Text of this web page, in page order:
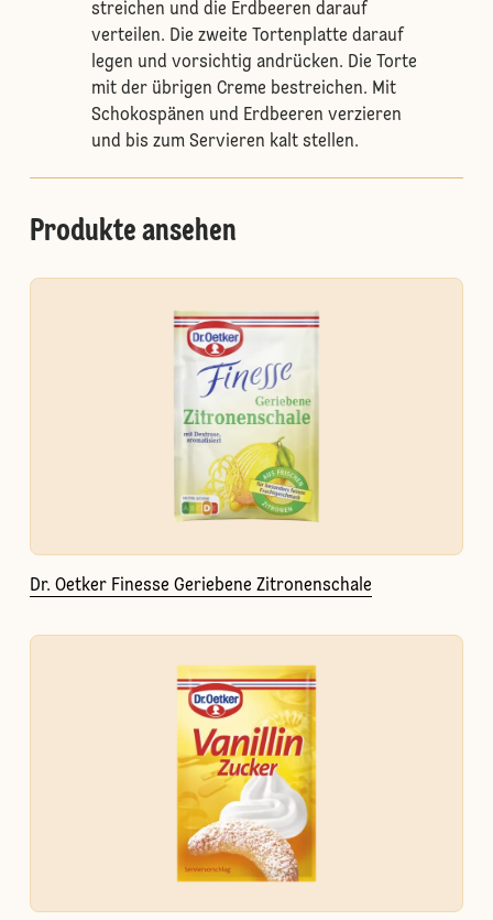
streichen und die Erdbeeren darauf
verteilen. Die zweite Tortenplatte darauf
legen und vorsichtig andrücken. Die Torte
mit der übrigen Creme bestreichen. Mit
Schokospänen und Erdbeeren verzieren
und bis zum Servieren kalt stellen.
Produkte ansehen
Dr. Oetker Finesse Geriebene Zitronenschale